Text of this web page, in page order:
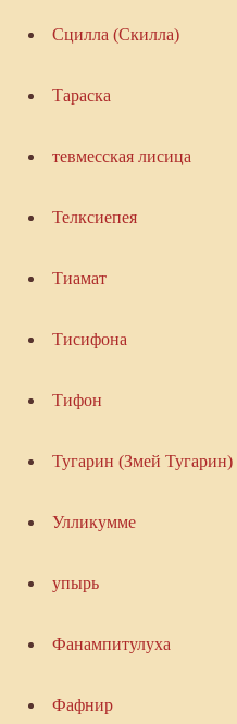
Сцилла (Скилла)
Тараска
тевмесская лисица
Телксиепея
Тиамат
Тисифона
Тифон
Тугарин (Змей Тугарин)
Улликумме
упырь
Фанампитулуха
Фафнир